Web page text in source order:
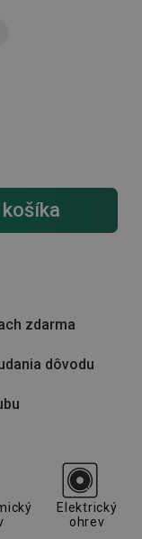
košíka
zdarma
dôvodu
Elektrický
ohrev